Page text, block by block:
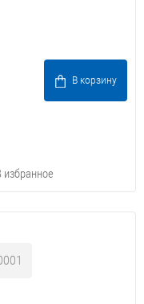
В корзину
избранное